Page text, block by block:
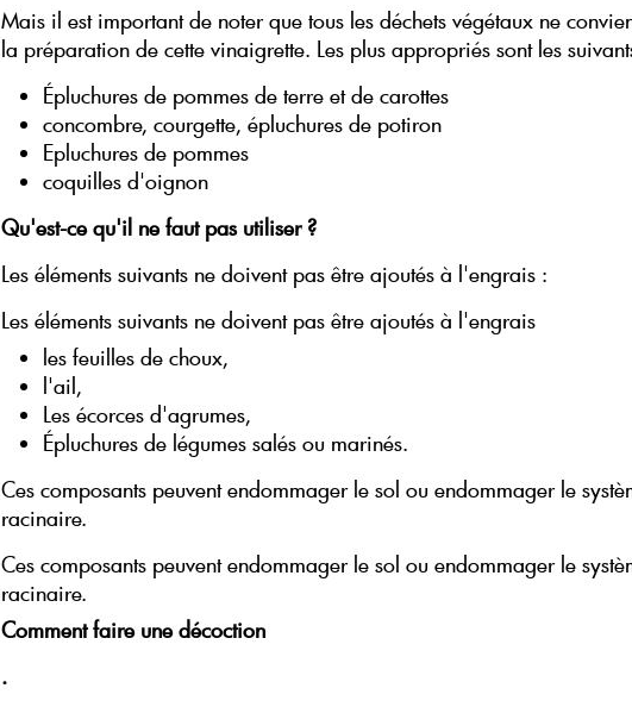
Mais il est important de noter que tous les déchets végétaux ne
la préparation de cette vinaigrette. Les plus appropriés sont les
Épluchures de pommes de terre et de carottes
concombre, courgette, épluchures de potiron
Epluchures de pommes
coquilles d'oignon
Qu'est-ce qu'il ne faut pas utiliser ?
Les éléments suivants ne doivent pas être ajoutés à l'engrais :
Les éléments suivants ne doivent pas être ajoutés à l'engrais
les feuilles de choux,
l'ail,
Les écorces d'agrumes,
Épluchures de légumes salés ou marinés.
Ces composants peuvent endommager le sol ou endommager le
racinaire.
Ces composants peuvent endommager le sol ou endommager le
racinaire.
Comment faire une décoction
.